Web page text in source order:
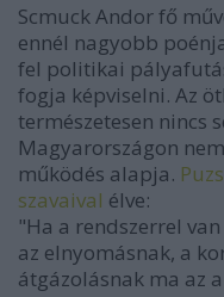
Scmuck Andor fő
ennél nagyobb
fel politikai
fogja képviselni. Az
természetesen nincs
Magyarországon
működés alapja.
szavaival élve:
"Ha a rendszerrel
az elnyomásnak, a
átgázolásnak ma az